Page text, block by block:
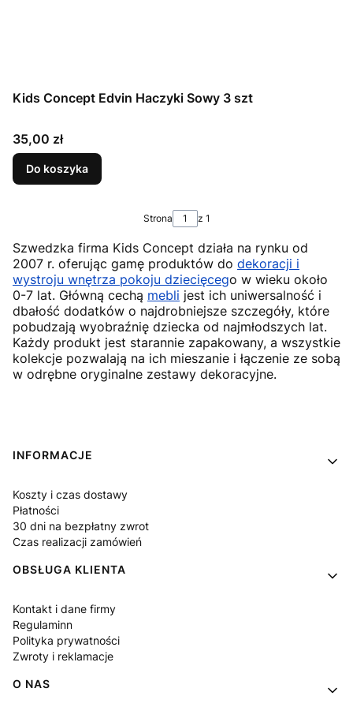
Kids Concept Edvin Haczyki Sowy 3 szt
Cena
35,00 zł
Do koszyka
Strona z 1
Szwedzka firma Kids Concept działa na rynku od
2007 r. oferując gamę produktów do dekoracji i
wystroju wnętrza pokoju dziecięcego w wieku około
0-7 lat. Główną cechą mebli jest ich uniwersalność i
dbałość dodatków o najdrobniejsze szczegóły, które
pobudzają wyobraźnię dziecka od najmłodszych lat.
Każdy produkt jest starannie zapakowany, a wszystkie
kolekcje pozwalają na ich mieszanie i łączenie ze sobą
w odrębne oryginalne zestawy dekoracyjne.
Linki w stopce
INFORMACJE
Koszty i czas dostawy
Płatności
30 dni na bezpłatny zwrot
Czas realizacji zamówień
OBSŁUGA KLIENTA
Kontakt i dane firmy
Regulaminn
Polityka prywatności
Zwroty i reklamacje
O NAS